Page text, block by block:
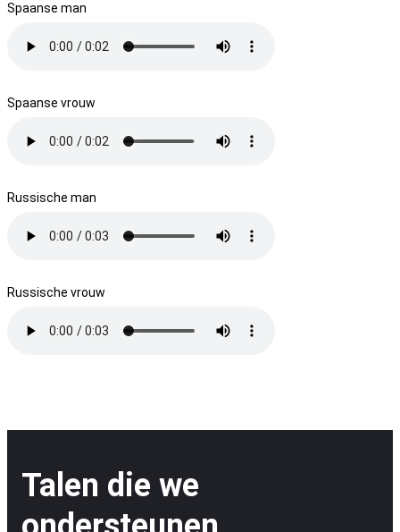
Spaanse man
Spaanse vrouw
Russische man
Russische vrouw
Talen die we